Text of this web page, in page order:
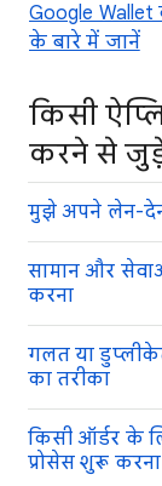
Google
के बारे में जानें
किसी
करने से
मुझे अपने लेन-
सामान और
करना
गलत या
का तरीका
किसी ऑर्डर के
प्रोसेस शुरू करना